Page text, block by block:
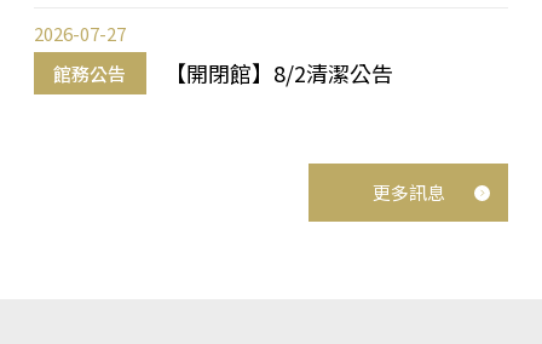
館務公告 【開閉館】8/2清潔公告
2026-07-27
更多訊息